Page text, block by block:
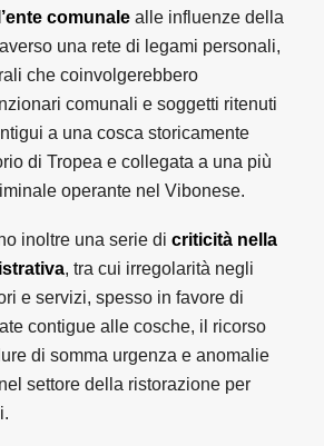
comunale alle influenze della
una rete di legami personali,
che coinvolgerebbero
comunali e soggetti ritenuti
a una cosca storicamente
di Tropea e collegata a una più
operante nel Vibonese.
inoltre una serie di criticità nella
, tra cui irregolarità negli
e servizi, spesso in favore di
contigue alle cosche, il ricorso
di somma urgenza e anomalie
settore della ristorazione per